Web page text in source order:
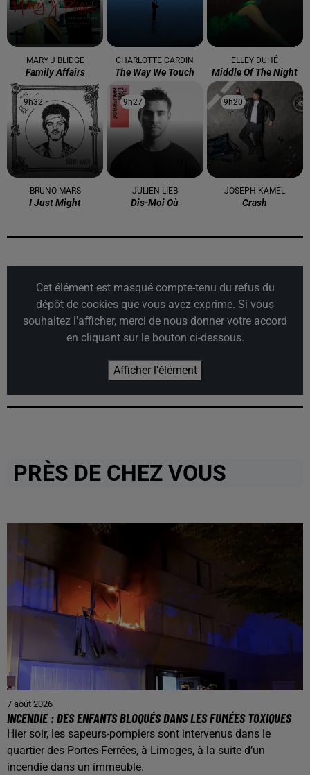
MARY J BLIDGE
Family Affairs
CHARLOTTE CARDIN
The Way We Touch
ELLEY DUHÉ
Middle Of The Night
9h32
9h32
BRUNO MARS
I Just Might
9h27
9h27
JULIEN LIEB
Dis-Moi Où
9h20
9h20
JOSEPH KAMEL
Crash
Cet élément est masqué compte-tenu du refus du
dépôt de cookies que vous avez exprimé. Si vous
souhaitez l'afficher, merci de nous donner votre accord
en cliquant sur le bouton ci-dessous.
Afficher l'élément
PRÈS DE CHEZ VOUS
7 août 2026
INCENDIE : DES ENFANTS BLOQUÉS DANS LES FUMÉES TOXIQUES
Hier soir, les sapeurs-pompiers sont intervenus dans le
quartier des Portes-Ferrées, à Limoges, à la suite d’un
incendie dans un immeuble.